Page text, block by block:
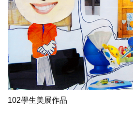
102學生美展作品